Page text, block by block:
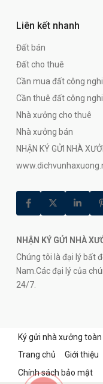
Liên kết nhanh
Đất bán
Đất cho thuê
Cần mua đất công
Cần thuê đất công
Nhà xưởng cho thuê
Nhà xưởng bán
NHẬN KÝ GỬI NHÀ
NHẬN KÝ GỬI NHÀ
Chúng tôi là đại lý bất
Nam.Các đại lý của
24/7.
Ký gửi nhà xưởng
Trang chủ
Giới thiệu
Chính sách bảo mật